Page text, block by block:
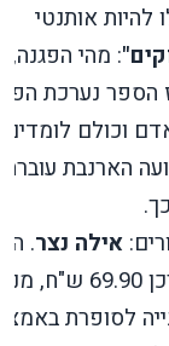
להיות אותנטי
: מהי הפגנה,
הספר נערכת
וכולם
הארנבת עוברת
אילה נצר.
עמודים. מחיר לצרכן
לסופרת